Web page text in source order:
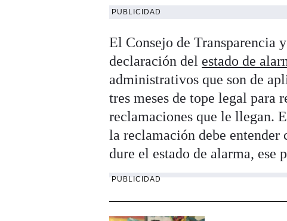
PUBLICIDAD
El Consejo de Transparencia
declaración del estado de
administrativos que son de
tres meses de tope legal para
reclamaciones que le llegan.
la reclamación debe entender
dure el estado de alarma, ese
PUBLICIDAD